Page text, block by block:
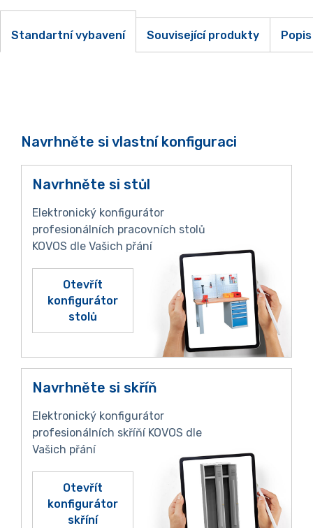
Standartní vybavení Související produkty
Navrhněte si vlastní konfiguraci
Navrhněte si stůl
Elektronický konfigurátor
profesionálních pracovních stolů
KOVOS dle Vašich přání
Otevřít
konfigurátor
stolů
Navrhněte si skříň
Elektronický konfigurátor
profesionálních skříňí KOVOS dle
Vašich přání
Otevřít
konfigurátor
skříní